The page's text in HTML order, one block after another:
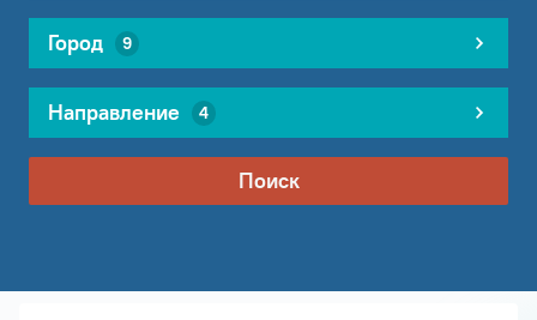
Город 9
Направление 4
Поиск